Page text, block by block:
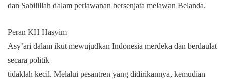
dan Sabilillah dalam perlawanan bersenjata melawan Belanda.
Peran KH Hasyim
Asy’ari dalam ikut mewujudkan Indonesia merdeka dan berdaulat
secara politik
tidaklah kecil. Melalui pesantren yang didirikannya, kemudian